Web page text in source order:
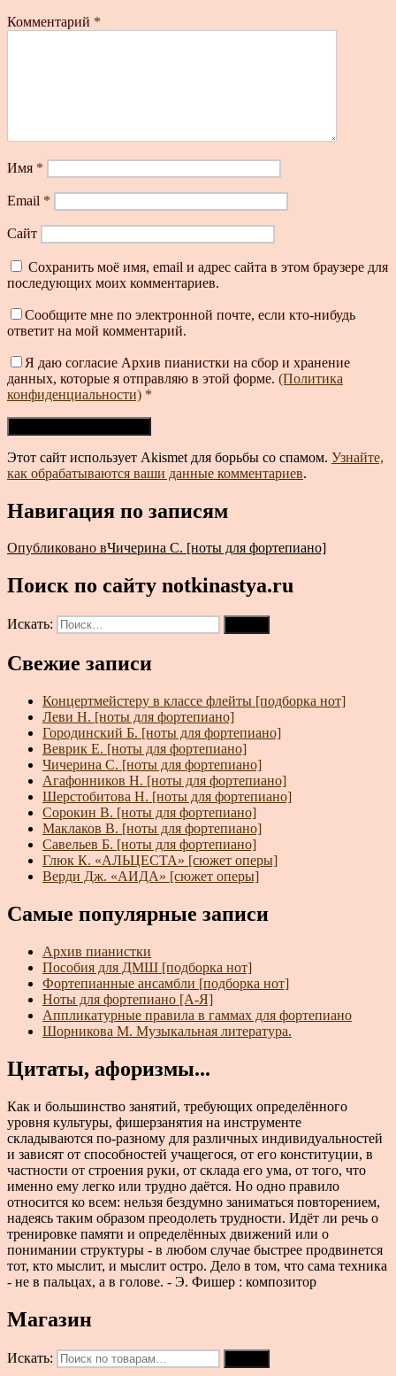
Комментарий *
Имя *
Email *
Сайт
Сохранить моё имя, email и адрес сайта в этом браузере для
последующих моих комментариев.
Сообщите мне по электронной почте, если кто-нибудь
ответит на мой комментарий.
Я даю согласие Архив пианистки на сбор и хранение
данных, которые я отправляю в этой форме. (Политика
конфиденциальности) *
Этот сайт использует Akismet для борьбы со спамом. Узнайте,
как обрабатываются ваши данные комментариев.
Навигация по записям
Опубликовано вЧичерина С. [ноты для фортепиано]
Поиск по сайту notkinastya.ru
Искать:
Свежие записи
Концертмейстеру в классе флейты [подборка нот]
Леви Н. [ноты для фортепиано]
Городинский Б. [ноты для фортепиано]
Веврик Е. [ноты для фортепиано]
Чичерина С. [ноты для фортепиано]
Агафонников Н. [ноты для фортепиано]
Шерстобитова Н. [ноты для фортепиано]
Сорокин В. [ноты для фортепиано]
Маклаков В. [ноты для фортепиано]
Савельев Б. [ноты для фортепиано]
Глюк К. «АЛЬЦЕСТА» [сюжет оперы]
Верди Дж. «АИДА» [сюжет оперы]
Самые популярные записи
Архив пианистки
Пособия для ДМШ [подборка нот]
Фортепианные ансамбли [подборка нот]
Ноты для фортепиано [А-Я]
Аппликатурные правила в гаммах для фортепиано
Шорникова М. Музыкальная литература.
Цитаты, афоризмы...
Как и большинство занятий, требующих определённого
уровня культуры, фишерзанятия на инструменте
складываются по-разному для различных индивидуальностей
и зависят от способностей учащегося, от его конституции, в
частности от строения руки, от склада его ума, от того, что
именно ему легко или трудно даётся. Но одно правило
относится ко всем: нельзя бездумно заниматься повторением,
надеясь таким образом преодолеть трудности. Идёт ли речь о
тренировке памяти и определённых движений или о
понимании структуры - в любом случае быстрее продвинется
тот, кто мыслит, и мыслит остро. Дело в том, что сама техника
- не в пальцах, а в голове. - Э. Фишер : композитор
Магазин
Искать: